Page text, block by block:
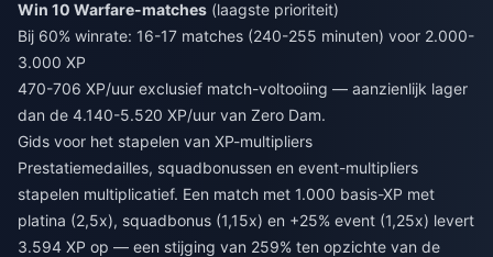
Win 10 Warfare-matches (laagste prioriteit)
Bij 60% winrate: 16-17 matches (240-255 minuten) voor 2.000-
3.000 XP
470-706 XP/uur exclusief match-voltooiing — aanzienlijk lager
dan de 4.140-5.520 XP/uur van Zero Dam.
Gids voor het stapelen van XP-multipliers
Prestatiemedailles, squadbonussen en event-multipliers
stapelen multiplicatief. Een match met 1.000 basis-XP met
platina (2,5x), squadbonus (1,15x) en +25% event (1,25x) levert
3.594 XP op — een stijging van 259% ten opzichte van de